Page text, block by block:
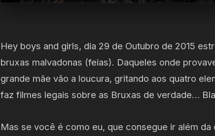
Hey boys and girls, dia 29 de Outubro de 2015
bruxas malvadonas (feias). Daqueles onde
grande mãe vão a loucura, gritando aos quatro
faz filmes legais sobre as Bruxas de verdade…
Mas se você é como eu, que consegue ir além